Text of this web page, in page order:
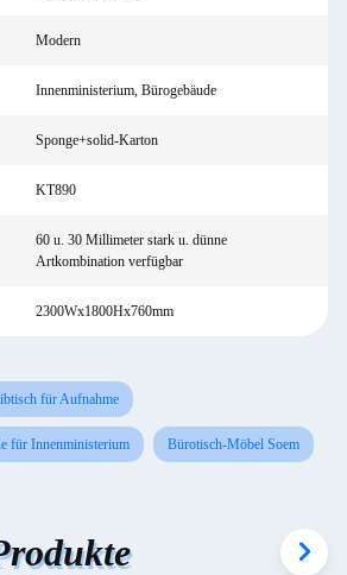
Modern
Innenministerium, Bürogebäude
Sponge+solid-Karton
KT890
60 u. 30 Millimeter stark u. dünne
Artkombination verfügbar
2300Wx1800Hx760mm
für Aufnahme
für Innenministerium Bürotisch-Möbel Soem